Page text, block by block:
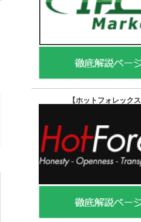
【ホットフォレックス